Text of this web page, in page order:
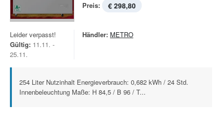
Preis: € 298,80
Leider verpasst!
Gültig: 11.11. -
25.11.
Händler: METRO
254 Liter Nutzinhalt Energieverbrauch: 0,682 kWh / 24 Std.
Innenbeleuchtung Maße: H 84,5 / B 96 / T...